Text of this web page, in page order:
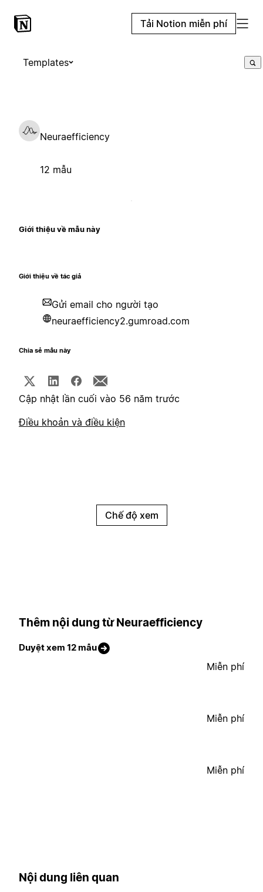
Tải Notion miễn phí
Templates
Neuraefficiency
12 mẫu
Giới thiệu về mẫu này
Giới thiệu về tác giả
Gửi email cho người tạo
neuraefficiency2.gumroad.com
Chia sẻ mẫu này
Cập nhật lần cuối vào 56 năm trước
Điều khoản và điều kiện
Chế độ xem
Thêm nội dung từ Neuraefficiency
Duyệt xem 12 mẫu
Miễn phí
Miễn phí
Miễn phí
Nội dung liên quan